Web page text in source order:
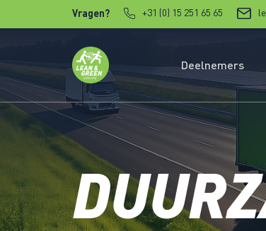
Verder naar contentVragen? +31 (0) 15 251 65 65
Deelnemers